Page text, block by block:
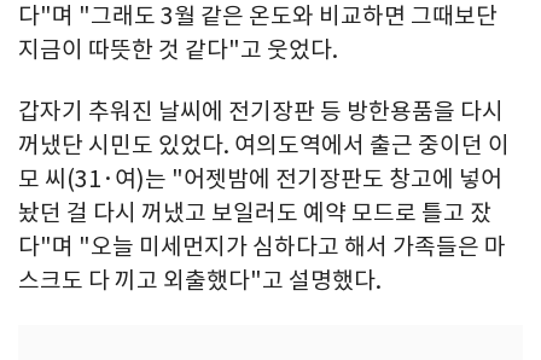
다"며 "그래도 3월 같은 온도와 비교하면 그때보단
지금이 따뜻한 것 같다"고 웃었다.
갑자기 추워진 날씨에 전기장판 등 방한용품을 다시
꺼냈단 시민도 있었다. 여의도역에서 출근 중이던 이
모 씨(31·여)는 "어젯밤에 전기장판도 창고에 넣어
놨던 걸 다시 꺼냈고 보일러도 예약 모드로 틀고 잤
다"며 "오늘 미세먼지가 심하다고 해서 가족들은 마
스크도 다 끼고 외출했다"고 설명했다.